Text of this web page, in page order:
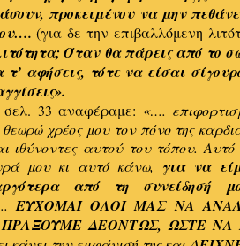
προκειμένου να μην
(για δε την επιβαλλόμενη
Όταν θα πάρεις από το
αφήσεις, τότε να είσαι
σελ. 33 αναφέραμε: «….
χρέος μου τον πόνο της
ιθύνοντες αυτού του τόπου.
μου κι αυτό κάνω, για να
από τη συνείδησή
ΕΥΧΟΜΑΙ ΟΛΟΙ ΜΑΣ ΝΑ
ΔΕΟΝΤΩΣ, ΩΣΤΕ